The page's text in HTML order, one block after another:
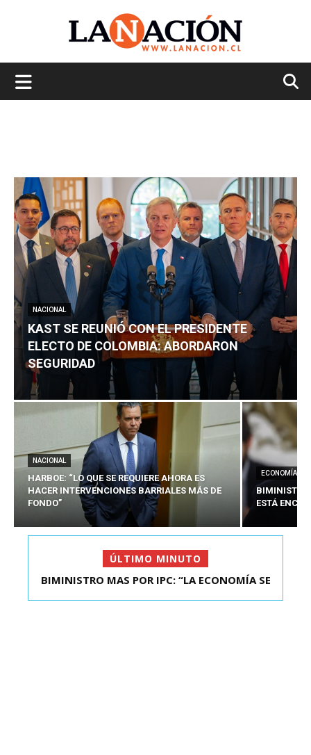
NACIONAL
KAST SE REUNIÓ CON EL PRESIDENTE
ELECTO DE COLOMBIA: ABORDARON
SEGURIDAD
NACIONAL
HARBOE: “LO QUE SE REQUIERE AHORA ES
HACER INTERVENCIONES BARRIALES MÁS DE
FONDO”
ECONOMÍA
BIMINISTRO
ESTÁ
ÚLTIMO MINUTO
KAST SE REUNIÓ CON EL PRESIDENTE ELECTO DE
BIMINISTRO MAS POR IPC: “LA ECONOMÍA SE